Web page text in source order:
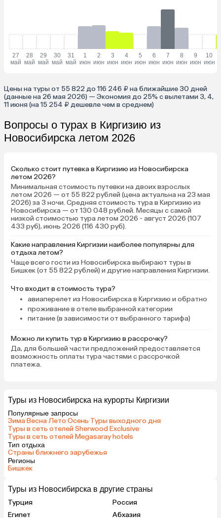
27
май
28
май
29
май
30
май
31
май
1
июн
2
июн
3
июн
4
июн
5
июн
6
июн
7
июн
8
июн
9
июн
10
июн
Цены на туры от 55 822 до 116 246 ₽ на ближайшие 30 дней
(данные на 26 мая 2026) — Экономия до 25% с вылетами 3, 4,
11 июня (на 15 254 ₽ дешевле чем в среднем)
Вопросы о турах в Киргизию из
Новосибирска летом 2026
Сколько стоит путевка в Киргизию из Новосибирска
летом 2026?
Минимальная стоимость путевки на двоих взрослых
летом 2026 — от 55 822 рублей (цена актуальна на 23 мая
2026) за 3 ночи. Средняя стоимость тура в Киргизию из
Новосибирска — от 130 048 рублей. Месяцы с самой
низкой стоимостью тура летом 2026 - август 2026 (107
433 руб), июнь 2026 (116 430 руб).
Какие направления Киргизии наиболее популярны для
отдыха летом?
Чаще всего гости из Новосибирска выбирают туры в
Бишкек (от 55 822 рублей) и другие направления Киргизии.
Что входит в стоимость тура?
авиаперелет из Новосибирска в Киргизию и обратно
проживание в отеле выбранной категории
питание (в зависимости от выбранного тарифа)
Можно ли купить тур в Киргизию в рассрочку?
Да, для большей части предложений предоставляется
возможность оплаты тура частями с рассрочкой
платежа.
Туры из Новосибирска на курорты Киргизии
Популярные запросы
Зима·Весна·Лето·Осень·Туры выходного дня·
Туры в сеть отелей Sherwood Exclusive·
Туры в сеть отелей Megasaray hotels
Тип отдыха
Страны ближнего зарубежья
Регионы
Бишкек
Туры из Новосибирска в другие страны
Турция
Россия
Египет
Абхазия